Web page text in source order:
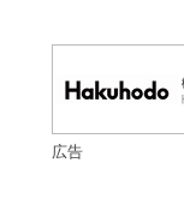
広告